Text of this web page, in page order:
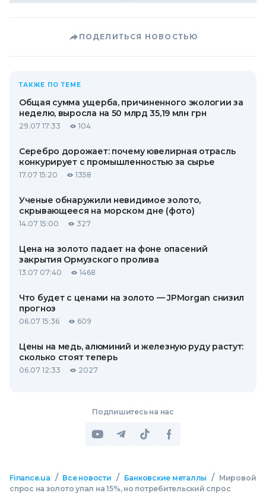
ПОДЕЛИТЬСЯ НОВОСТЬЮ
ТАКЖЕ ПО ТЕМЕ
Общая сумма ущерба, причиненного экологии за
неделю, выросла на 50 млрд 35,19 млн грн
29.07 17:33 104
Серебро дорожает: почему ювелирная отрасль
конкурирует с промышленностью за сырье
17.07 15:20 1358
Ученые обнаружили невидимое золото,
скрывающееся на морском дне (фото)
14.07 15:00 327
Цена на золото падает на фоне опасений
закрытия Ормузского пролива
13.07 07:40 1468
Что будет с ценами на золото — JPMorgan снизил
прогноз
06.07 15:36 609
Цены на медь, алюминий и железную руду растут:
сколько стоят теперь
06.07 12:33 2027
Подпишитесь на нас
Finance.ua / Все новости / Банковские металлы /
Мировой
спрос на золото упал на 15%, но потребительский спрос